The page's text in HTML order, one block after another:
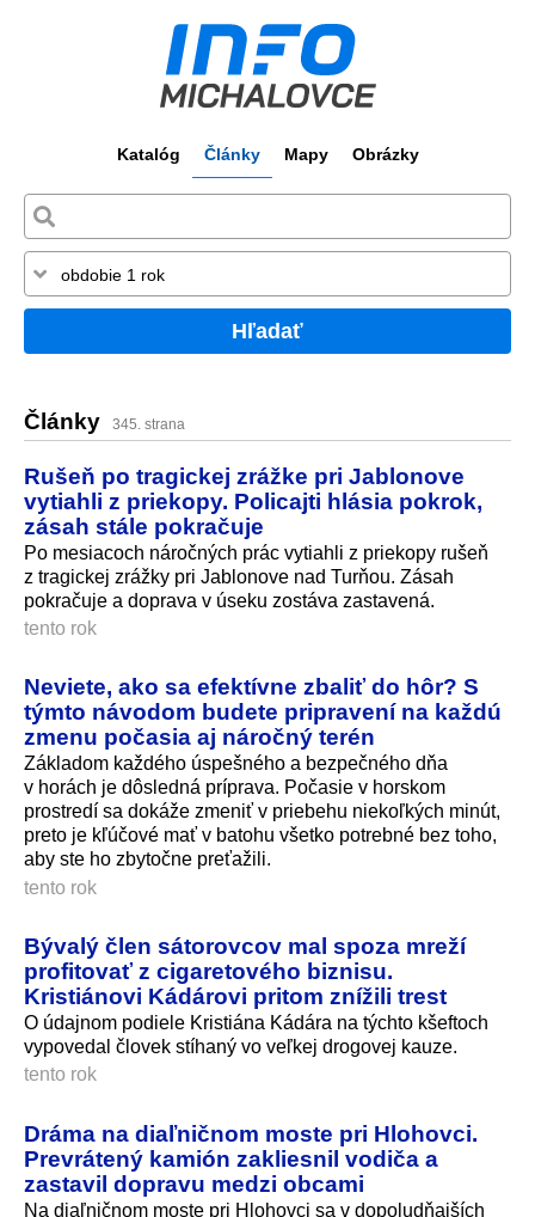
Katalóg Články Mapy Obrázky
Hľadať
Články 345. strana
Rušeň po tragickej zrážke pri Jablonove
vytiahli z priekopy. Policajti hlásia pokrok,
zásah stále pokračuje
Po mesiacoch náročných prác vytiahli z priekopy rušeň
z tragickej zrážky pri Jablonove nad Turňou. Zásah
pokračuje a doprava v úseku zostáva zastavená.
tento rok
Neviete, ako sa efektívne zbaliť do hôr? S
týmto návodom budete pripravení na každú
zmenu počasia aj náročný terén
Základom každého úspešného a bezpečného dňa
v horách je dôsledná príprava. Počasie v horskom
prostredí sa dokáže zmeniť v priebehu niekoľkých minút,
preto je kľúčové mať v batohu všetko potrebné bez toho,
aby ste ho zbytočne preťažili.
tento rok
Bývalý člen sátorovcov mal spoza mreží
profitovať z cigaretového biznisu.
Kristiánovi Kádárovi pritom znížili trest
O údajnom podiele Kristiána Kádára na týchto kšeftoch
vypovedal človek stíhaný vo veľkej drogovej kauze.
tento rok
Dráma na diaľničnom moste pri Hlohovci.
Prevrátený kamión zakliesnil vodiča a
zastavil dopravu medzi obcami
Na diaľničnom moste pri Hlohovci sa v dopoludňajších